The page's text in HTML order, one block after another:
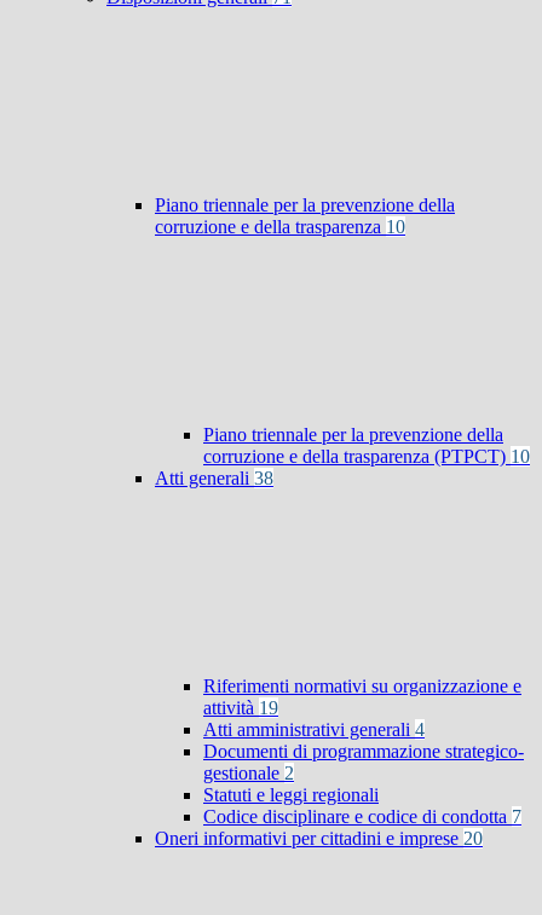
Piano triennale per la prevenzione della
corruzione e della trasparenza 10
Piano triennale per la prevenzione della
corruzione e della trasparenza (PTPCT) 10
Atti generali 38
Riferimenti normativi su organizzazione e
attività 19
Atti amministrativi generali 4
Documenti di programmazione strategico-
gestionale 2
Statuti e leggi regionali
Codice disciplinare e codice di condotta 7
Oneri informativi per cittadini e imprese 20